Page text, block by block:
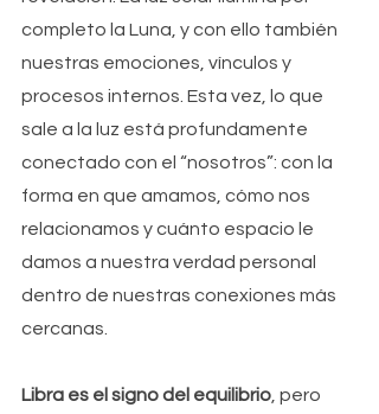
completo la Luna, y con ello también
nuestras emociones, vínculos y
procesos internos. Esta vez, lo que
sale a la luz está profundamente
conectado con el “nosotros”: con la
forma en que amamos, cómo nos
relacionamos y cuánto espacio le
damos a nuestra verdad personal
dentro de nuestras conexiones más
cercanas.
Libra es el signo del equilibrio , pero